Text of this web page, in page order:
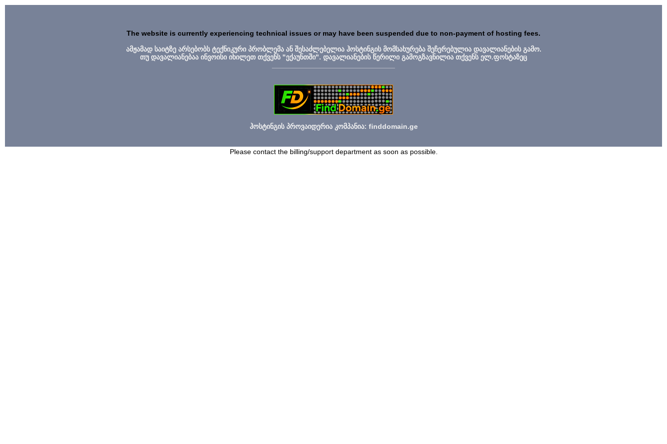
The website is currently experiencing technical issues or may have been suspended due to non-payment of hosting fees.
ამჟამად საიტზე არსებობს ტექნიკური პრობლემა ან შესაძლებელია ჰოსტინგის მომსახურება შეჩერებულია დავალიანების გამო.
თუ დავალიანებაა ინვოისი იხილეთ თქვენს "ექაუნთში". დავალიანების წერილი გამოგზავნილია თქვენს ელ.ფოსტაზეც
ჰოსტინგის პროვაიდერია კომპანია: finddomain.ge
Please contact the billing/support department as soon as possible.